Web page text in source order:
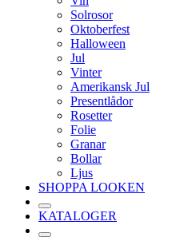
Solrosor
Oktoberfest
Halloween
Jul
Vinter
Amerikansk Jul
Presentlådor
Rosetter
Folie
Granar
Bollar
Ljus
SHOPPA LOOKEN
KATALOGER